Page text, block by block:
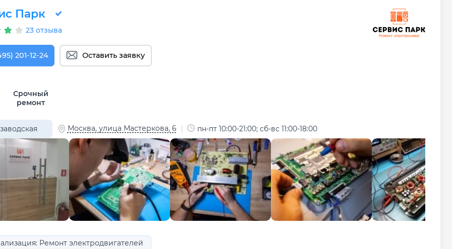
Парк
23 отзыва
201-12-24 Оставить заявку
Срочный
ремонт
Москва, улица Мастеркова, 6 пн-пт 10:00-21:00; сб-вс 11:00-18:00
Ремонт электродвигателей